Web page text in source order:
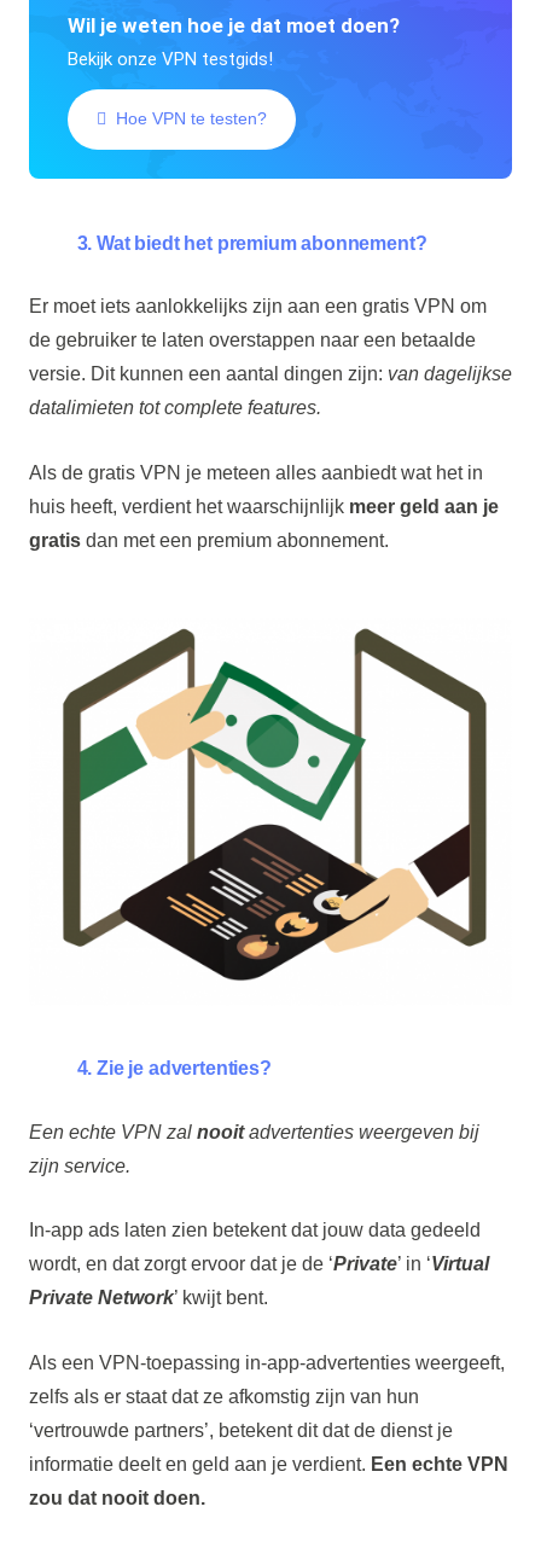
Wil je weten hoe je dat moet doen?
Bekijk onze VPN testgids!
Hoe VPN te testen?
3. Wat biedt het premium abonnement?
Er moet iets aanlokkelijks zijn aan een gratis VPN om
de gebruiker te laten overstappen naar een betaalde
versie. Dit kunnen een aantal dingen zijn: van dagelijkse
datalimieten tot complete features.
Als de gratis VPN je meteen alles aanbiedt wat het in
huis heeft, verdient het waarschijnlijk meer geld aan je
gratisdan met een premium abonnement.
4. Zie je advertenties?
Een echte VPN zal nooitadvertenties weergeven bij
zijn service.
In-app ads laten zien betekent dat jouw data gedeeld
wordt, en dat zorgt ervoor dat je de ‘Private’ in ‘Virtual
Private Network’ kwijt bent.
Als een VPN-toepassing in-app-advertenties weergeeft,
zelfs als er staat dat ze afkomstig zijn van hun
‘vertrouwde partners’, betekent dit dat de dienst je
informatie deelt en geld aan je verdient. Een echte VPN
zou dat nooit doen.